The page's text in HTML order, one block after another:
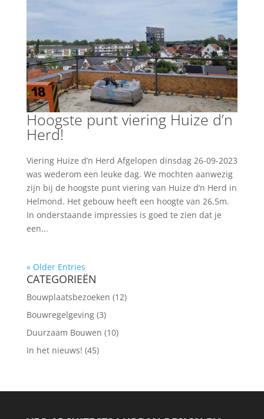
Hoogste punt viering Huize d’n
Herd!
Viering Huize d’n Herd Afgelopen dinsdag 26-09-2023
was wederom een leuke dag. We mochten aanwezig
zijn bij de hoogste punt viering van Huize d’n Herd in
Helmond. Het gebouw heeft een hoogte van 26,5m.
In onderstaande impressies is goed te zien dat je
een...
« Older Entries
CATEGORIEËN
Bouwplaatsbezoeken (12)
Bouwregelgeving(3)
Duurzaam Bouwen (10)
In het nieuws! (45)